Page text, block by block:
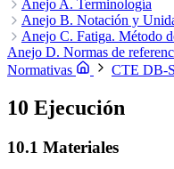
proyecto 12.3 Control de
calidad de la fabricación
13.1 Inspección13.2
Anejo A. Terminología
Unión de fuerzaUnión de
de calidad
Anejo B. Notación y
B.1 NotaciónB.2 Unidades
Anejo C. Fatiga. Método
C.1 GeneralidadesC.2
Comprobación
Anejo D. Normas de
Normativas
CTE DB-
10 Ejecución
10.1 Materiales